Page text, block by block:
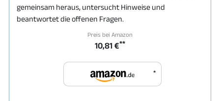
gemeinsam heraus, untersucht Hinweise und
beantwortet die offenen Fragen.
Preis bei Amazon
10,81 €**
*